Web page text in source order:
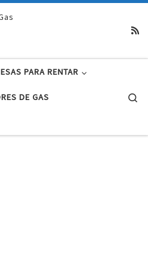
PARA RENTAR
DE GAS